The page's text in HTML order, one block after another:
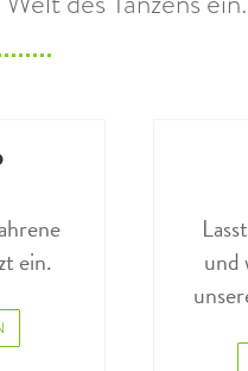
ein.